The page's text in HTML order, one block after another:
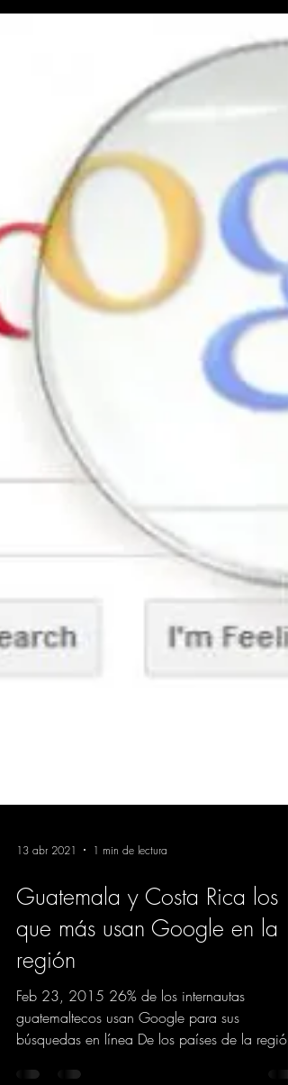
13 abr 2021
Guatemala y Costa Rica los
que más usan Google en la
región